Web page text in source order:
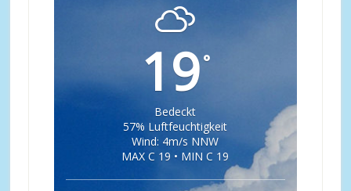
19°
Bedeckt
57% Luftfeuchtigkeit
Wind: 4m/s NNW
MAX C 19 • MIN C 19